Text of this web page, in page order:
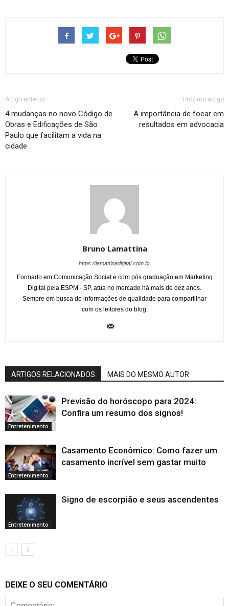
Artigo anterior
4 mudanças no novo Código de
Obras e Edificações de São
Paulo que facilitam a vida na
cidade
Próximo artigo
A importância de focar em
resultados em advocacia
Bruno Lamattina
https://lamattinadigital.com.br
Formado em Comunicação Social e com pós graduação em Marketing
Digital pela ESPM - SP, atua no mercado há mais de dez anos.
Sempre em busca de informações de qualidade para compartilhar
com os leitores do blog.
ARTIGOS RELACIONADOS MAIS DO MESMO AUTOR
Entretenimento
Previsão do horóscopo para 2024:
Confira um resumo dos signos!
Entretenimento
Casamento Econômico: Como fazer um
casamento incrível sem gastar muito
Entretenimento
Signo de escorpião e seus ascendentes
DEIXE O SEU COMENTÁRIO